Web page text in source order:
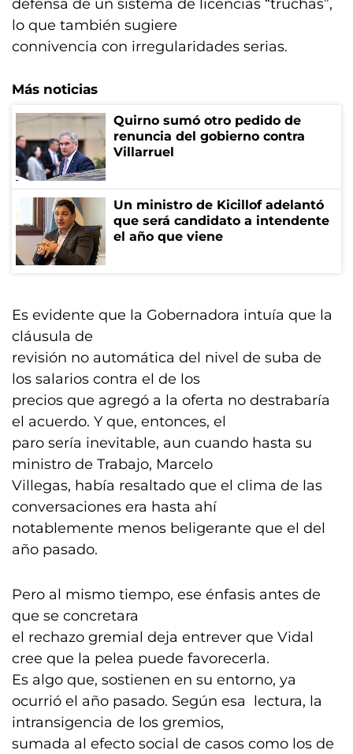
defensa de un sistema de licencias “truchas”,
lo que también sugiere
connivencia con irregularidades serias.
Más noticias
Quirno sumó otro pedido de
renuncia del gobierno contra
Villarruel
Un ministro de Kicillof adelantó
que será candidato a intendente
el año que viene
Es evidente que la Gobernadora intuía que la
cláusula de
revisión no automática del nivel de suba de
los salarios contra el de los
precios que agregó a la oferta no destrabaría
el acuerdo. Y que, entonces, el
paro sería inevitable, aun cuando hasta su
ministro de Trabajo, Marcelo
Villegas, había resaltado que el clima de las
conversaciones era hasta ahí
notablemente menos beligerante que el del
año pasado.
Pero al mismo tiempo, ese énfasis antes de
que se concretara
el rechazo gremial deja entrever que Vidal
cree que la pelea puede favorecerla.
Es algo que, sostienen en su entorno, ya
ocurrió el año pasado. Según esa lectura, la
intransigencia de los gremios,
sumada al efecto social de casos como los de